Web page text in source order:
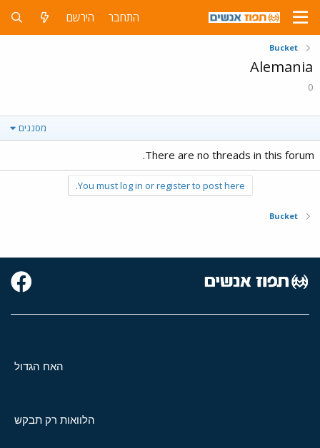
התחבר הירשם
Bucket
Alemania
0
מסננים
There are no threads in this forum.
You must log in or register to post here.
Bucket
האח הגדול
הלוואות רק תבקש